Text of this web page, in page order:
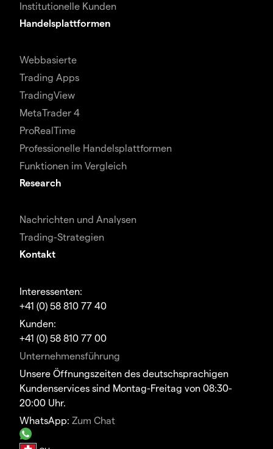
Institutionelle Kunden
Handelsplattformen
Webbasierte
Trading Apps
TradingView
MetaTrader 4
ProRealTime
Professionelle Handelsplattformen
Funktionen im Vergleich
Research
Nachrichten und Analysen
Trading-Strategien
Kontakt
Interessenten:
+41 (0) 58 810 77 40
Kunden:
+41 (0) 58 810 77 00
Unternehmensführung
Unsere Öffnungszeiten des deutschsprachigen
Kundenservices sind Montag-Freitag von 08:30-
20:00 Uhr.
WhatsApp: Zum Chat